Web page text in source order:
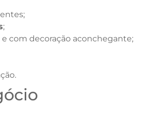
;
com decoração aconchegante;